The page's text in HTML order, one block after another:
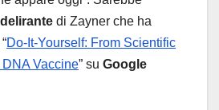
di Zayner che ha
Do-It-Yourself: From Scientific
Vaccine” su Google